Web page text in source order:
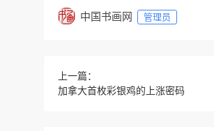
中国书画网 管理员
上一篇：
加拿大首枚彩银鸡的上涨密码